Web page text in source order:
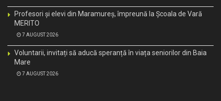
Profesori și elevi din Maramureș, împreună la Școala de Vară
MERITO
7 AUGUST 2026
Voluntarii, invitați să aducă speranță în viața seniorilor din Baia
Mare
7 AUGUST 2026